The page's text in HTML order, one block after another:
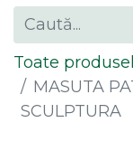
Toate
MASUTA
SCULPTURA